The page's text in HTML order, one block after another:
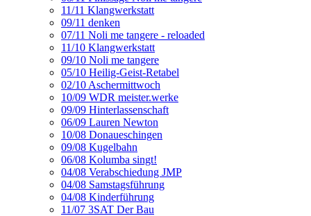
11/11 Klangwerkstatt
09/11 denken
07/11 Noli me tangere - reloaded
11/10 Klangwerkstatt
09/10 Noli me tangere
05/10 Heilig-Geist-Retabel
02/10 Aschermittwoch
10/09 WDR meister.werke
09/09 Hinterlassenschaft
06/09 Lauren Newton
10/08 Donaueschingen
09/08 Kugelbahn
06/08 Kolumba singt!
04/08 Verabschiedung JMP
04/08 Samstagsführung
04/08 Kinderführung
11/07 3SAT Der Bau